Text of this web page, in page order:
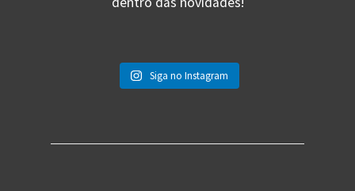
Siga no Instagram